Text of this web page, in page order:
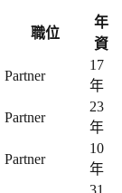
職位
年
資
Partner
17
年
Partner
23
年
Partner
10
年
31